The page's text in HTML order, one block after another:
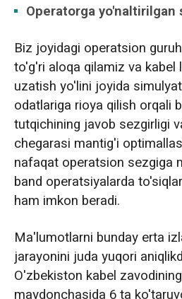
Operatorga yo'naltirilgan
Biz joyidagi operatsion
to'g'ri aloqa qilamiz va kabel
uzatish yo'lini joyida
odatlariga rioya qilish orqali
tutqichining javob sezgirligi
chegarasi mantig'i
nafaqat operatsion sezgiga
band operatsiyalarda
ham imkon beradi.
Ma'lumotlarni bunday erta
jarayonini juda yuqori
O'zbekiston kabel
maydonchasida 6 ta